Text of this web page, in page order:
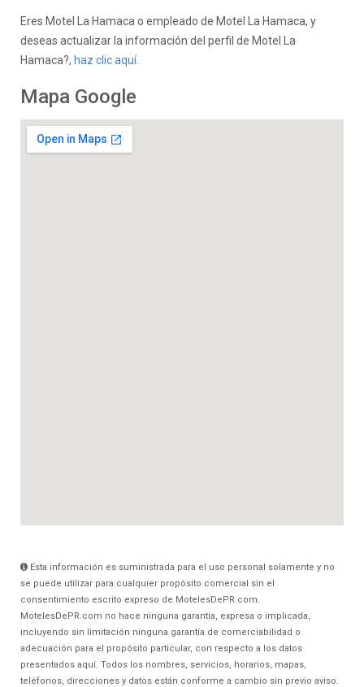
Eres Motel La Hamaca o empleado de Motel La Hamaca, y
deseas actualizar la información del perfil de Motel La
Hamaca?, haz clic aquí.
Mapa Google
Esta información es suministrada para el uso personal solamente y no
se puede utilizar para cualquier propósito comercial sin el
consentimiento escrito expreso de MotelesDePR.com.
MotelesDePR.com no hace ninguna garantía, expresa o implicada,
incluyendo sin limitación ninguna garantía de comerciabilidad o
adecuación para el propósito particular, con respecto a los datos
presentados aquí. Todos los nombres, servicios, horarios, mapas,
teléfonos, direcciones y datos están conforme a cambio sin previo aviso.